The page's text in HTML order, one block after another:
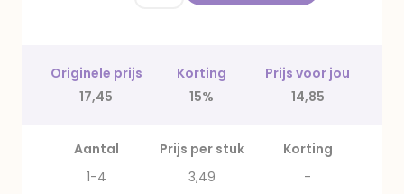
Originele prijs Korting
Prijs voor jou
17,45
15% 14,85
Aantal Prijs per stuk
Korting
1-4
3,49
-